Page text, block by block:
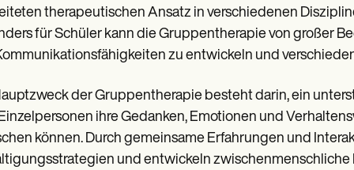
therapeutischen Ansatz in verschiedenen
für Schüler kann die Gruppentherapie von großer
zu entwickeln und
der Gruppentherapie besteht darin, ein
ihre Gedanken, Emotionen und
können. Durch gemeinsame Erfahrungen und
und entwickeln